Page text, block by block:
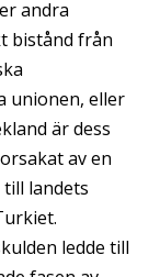
andra
bistånd från
unionen, eller
är dess
av en
landets
ledde till